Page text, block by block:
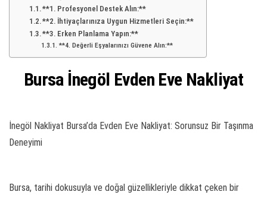
**1. Profesyonel Destek Alın:**
**2. İhtiyaçlarınıza Uygun Hizmetleri Seçin:**
**3. Erken Planlama Yapın:**
**4. Değerli Eşyalarınızı Güvene Alın:**
Bursa İnegöl Evden Eve Nakliyat
İnegöl Nakliyat Bursa’da Evden Eve Nakliyat: Sorunsuz Bir Taşınma
Deneyimi
Bursa, tarihi dokusuyla ve doğal güzellikleriyle dikkat çeken bir